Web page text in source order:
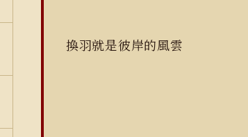
換羽就是彼岸的風雲